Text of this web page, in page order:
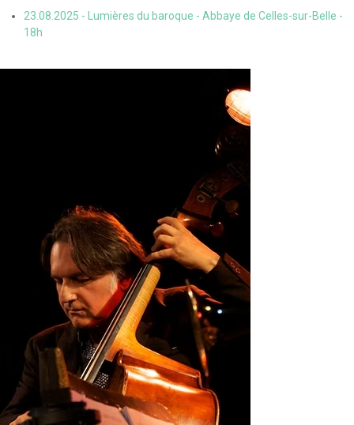
23.08.2025 - Lumières du baroque - Abbaye de Celles-sur-Belle -
18h